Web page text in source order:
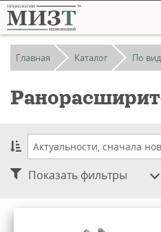
+7
(831)
265-
Главная Каталог По
Показать фильтры